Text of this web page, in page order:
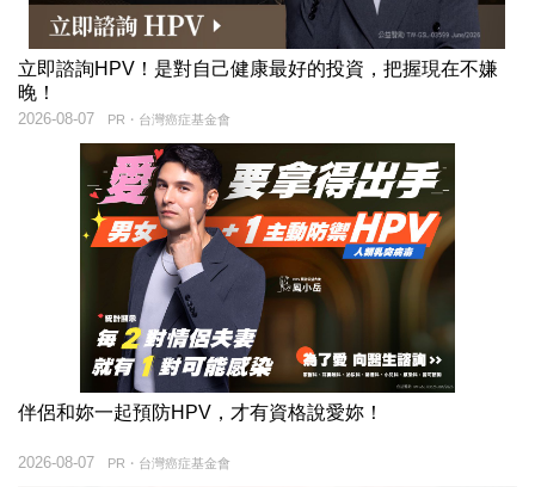
立即諮詢HPV！是對自己健康最好的投資，把握現在不嫌
晚！
PR・台灣癌症基金會
2026-08-07
伴侶和妳一起預防HPV，才有資格說愛妳！
PR・台灣癌症基金會
2026-08-07